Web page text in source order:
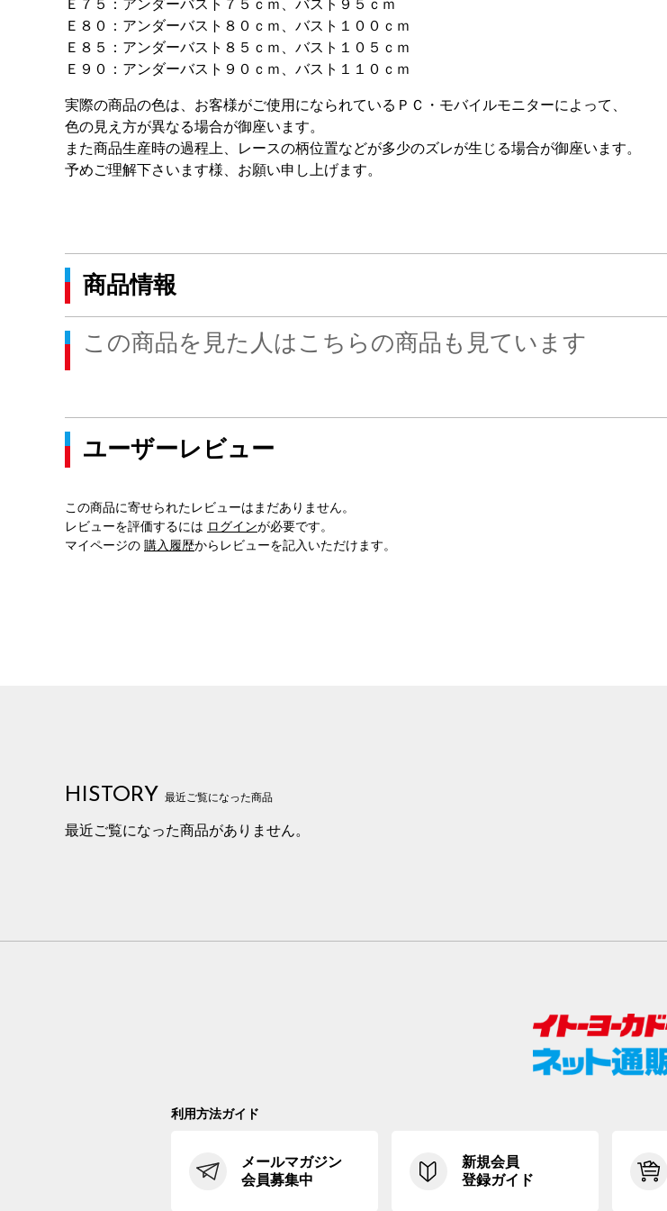
Ｅ７５：アンダーバスト７５ｃｍ、バスト９５ｃｍ
Ｅ８０：アンダーバスト８０ｃｍ、バスト１００ｃｍ
Ｅ８５：アンダーバスト８５ｃｍ、バスト１０５ｃｍ
Ｅ９０：アンダーバスト９０ｃｍ、バスト１１０ｃｍ
実際の商品の色は、お客様がご使用になられているＰＣ・モバイルモニターによって、
色の見え方が異なる場合が御座います。
また商品生産時の過程上、レースの柄位置などが多少のズレが生じる場合が御座います。
予めご理解下さいます様、お願い申し上げます。
商品情報
この商品を見た人はこちらの商品も見ています
ユーザーレビュー
この商品に寄せられたレビューはまだありません。
レビューを評価するには ログインが必要です。
マイページの 購入履歴からレビューを記入いただけます。
HISTORY 最近ご覧になった商品
最近ご覧になった商品がありません。
利用方法ガイド
メールマガジン
会員募集中
新規会員
登録ガイド